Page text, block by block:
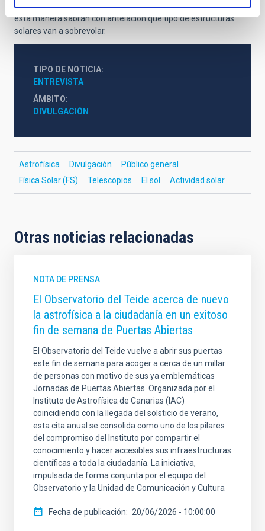
tenga cada uno de sus 20 encuentros y entre en la misma. De
esta manera sabrán con antelación qué tipo de estructuras
solares van a sobrevolar.
TIPO DE NOTICIA
ENTREVISTA
ÁMBITO
DIVULGACIÓN
Astrofísica Divulgación
Público general
Física Solar (FS)
Telescopios El sol Actividad solar
Otras noticias relacionadas
NOTA DE PRENSA
El Observatorio del Teide acerca de nuevo
la astrofísica a la ciudadanía en un exitoso
fin de semana de Puertas Abiertas
El Observatorio del Teide vuelve a abrir sus puertas
este fin de semana para acoger a cerca de un millar
de personas con motivo de sus ya emblemáticas
Jornadas de Puertas Abiertas. Organizada por el
Instituto de Astrofísica de Canarias (IAC)
coincidiendo con la llegada del solsticio de verano,
esta cita anual se consolida como uno de los pilares
del compromiso del Instituto por compartir el
conocimiento y hacer accesibles sus infraestructuras
científicas a toda la ciudadanía. La iniciativa,
impulsada de forma conjunta por el equipo del
Observatorio y la Unidad de Comunicación y Cultura
Fecha de publicación 20/06/2026 - 10:00:00